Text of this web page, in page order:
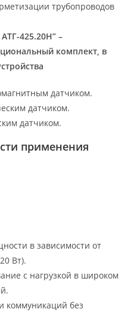
трубопроводов
425.20Н” –
комплект, в
датчиком.
датчиком.
датчиком.
применения
в зависимости от
Вт).
с нагрузкой в широком
коммуникаций без